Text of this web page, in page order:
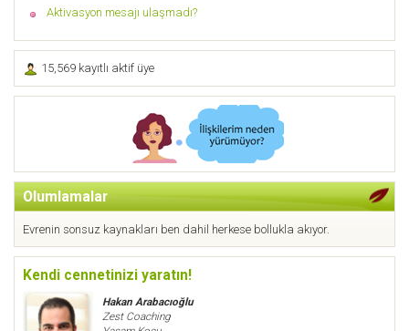
Aktivasyon mesajı ulaşmadı?
15,569 kayıtlı aktif üye
Olumlamalar
Evrenin sonsuz kaynakları ben dahil herkese bollukla akıyor.
Kendi cennetinizi yaratın!
Hakan Arabacıoğlu
Zest Coaching